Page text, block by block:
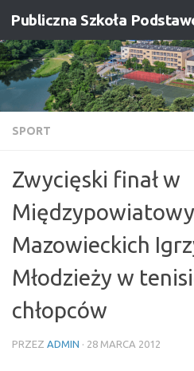
Przejdź do treści
SPORT
Zwycięski finał w
Mazowieckich
Młodzieży w
chłopców
PRZEZ ADMIN · 28 MARCA 2012